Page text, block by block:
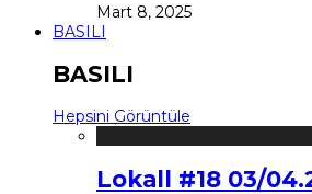
Mart 8, 2025
BASILI
BASILI
Hepsini Görüntüle
Lokall #18 03/